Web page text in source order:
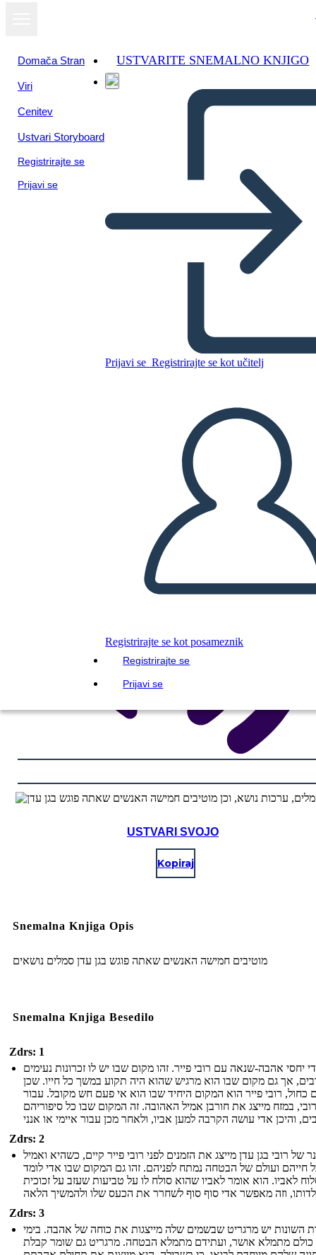
Domača Stran
Viri
Cenitev
Ustvari Storyboard
Registrirajte se
Prijavi se
USTVARITE SNEMALNO KNJIGO
Prijavi se Registrirajte se kot učitelj
Registrirajte se kot posameznik
Registrirajte se
Prijavi se
USTVARITE SNEMALNO KNJIGO
PREDVAJANJE DIAPROJEKCIJE
PREBERI MI
USTVARI SVOJO
Kopiraj
Snemalna Knjiga Opis
מוטיבים חמישה האנשים שאתה פוגש בגן ​​עדן סמלים נושאים
Snemalna Knjiga Besedilo
Zdrs: 1
יחסי אהבה-שנאה עם רובי פייר. זהו מקום שבו יש לו זכרונות נעימים
אך גם מקום שבו הוא מרגיש שהוא היה תקוע במשך כל חייו. שכן
כחול, רובי פייר הוא המקום היחיד שבו הוא אי פעם חש מקובל. עבור
רובי, במזח מייצג את חורבן אמיל האהובה. זה המקום שבו כל סיפוריהם
Zdrs: 2
של רובי בגן עדן מייצג את הזמנים לפני רובי פייר קיים, כשהיא ואמיל
חייהם ועולם של הבטחה נמתח לפניהם. זהו גם המקום שבו אדי לומד
לאביו. הוא אומר לאביו שהוא סולח לו על טביעות שעזב על זכוכית
Zdrs: 3
השונות יש מרגריט שבשמים שלה מייצגות את כוחה של אהבה. בימי
כולם מתמלא אושר, ועתידם מתמלא הבטחה. מרגריט גם שומר קבלת